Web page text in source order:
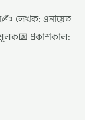
লেখক: এনায়েত
প্রকাশকাল: